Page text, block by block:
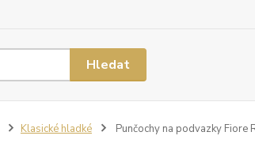
Hledat
Klasické hladké Punčochy na podvazky Fiore